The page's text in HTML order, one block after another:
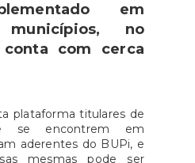
em
no
com cerca
plataforma titulares de
se encontrem em
aderentes do BUPi, e
mesmas pode ser